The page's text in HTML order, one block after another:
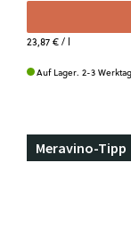
23,87 €/ l
Auf Lager. 2-3
Meravino-Tipp